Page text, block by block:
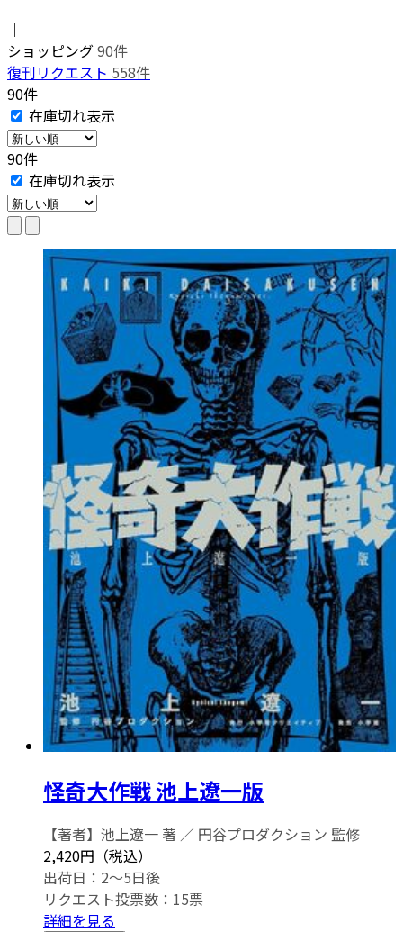
｜
ショッピング90件
復刊リクエスト 558件
90件
在庫切れ表示
90件
在庫切れ表示
怪奇大作戦 池上遼一版
【著者】池上遼一 著 ／ 円谷プロダクション 監修
2,420円（税込）
出荷日：2～5日後
リクエスト投票数： 15票
詳細を見る